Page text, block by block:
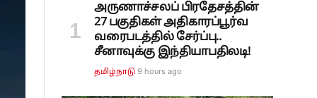
அருணாச்சலப் பிரதேசத்தின்
27 பகுதிகள் அதிகாரப்பூர்வ
வரைபடத்தில் சேர்ப்பு..
சீனாவுக்கு இந்தியாபதிலடி!
தமிழ்நாடு 9 hours ago